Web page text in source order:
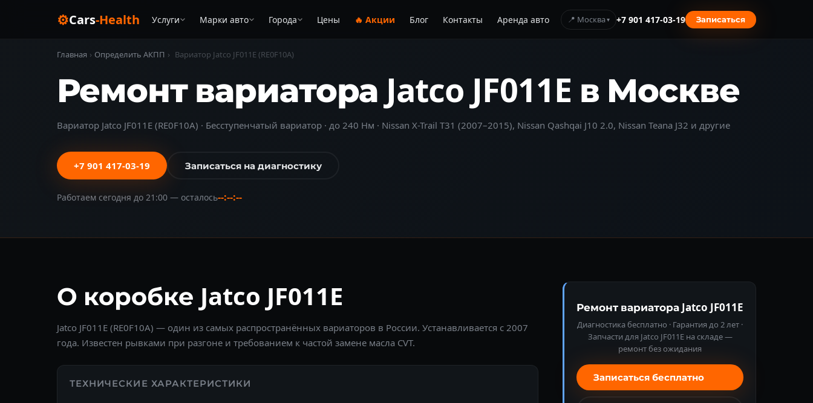
⚙Cars-Health Услуги Марки авто Города Цены 🔥 Акции Блог Контакты Аренда авто 📍 Москва +7 901 417-03-19 Записаться
Главная › Определить АКПП › Вариатор Jatco JF011E (RE0F10A)
Ремонт вариатора Jatco JF011E в Москве
Вариатор Jatco JF011E (RE0F10A) · Бесступенчатый вариатор · до 240 Нм · Nissan X-Trail T31 (2007–2015), Nissan Qashqai J10 2.0, Nissan Teana J32 и другие
+7 901 417-03-19 Записаться на диагностику
Работаем сегодня до 21:00 — осталось--:--:--
О коробке Jatco JF011E
Jatco JF011E (RE0F10A) — один из самых распространённых вариаторов в России. Устанавливается с 2007
года. Известен рывками при разгоне и требованием к частой замене масла CVT.
ТЕХНИЧЕСКИЕ ХАРАКТЕРИСТИКИ
Ремонт вариатора Jatco JF011E
Диагностика бесплатно · Гарантия до 2 лет ·
Запчасти для Jatco JF011E на складе —
ремонт без ожидания
Записаться бесплатно